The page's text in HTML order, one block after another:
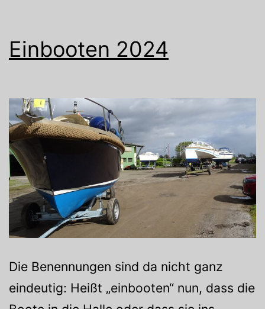
Einbooten 2024
Die Benennungen sind da nicht ganz
eindeutig: Heißt „einbooten“ nun, dass die